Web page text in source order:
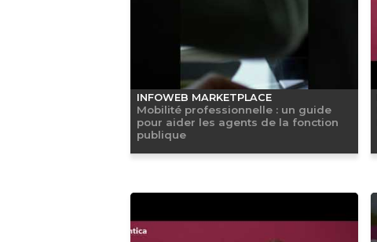
INFOWEB MARKETPLACE
Mobilité professionnelle : un guide
pour aider les agents de la fonction
publique